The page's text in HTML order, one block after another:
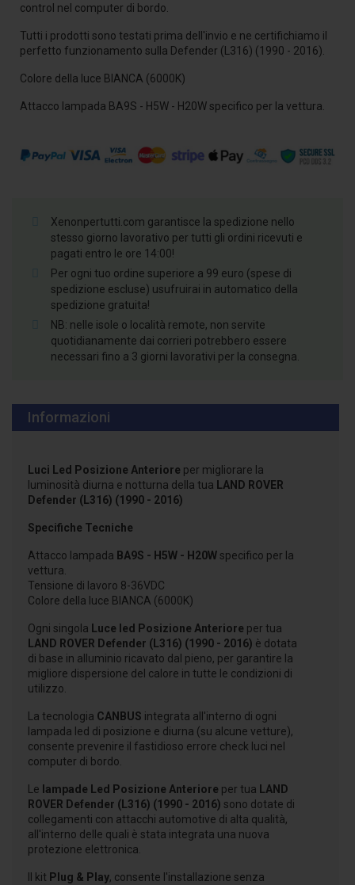
control nel computer di bordo.
Tutti i prodotti sono testati prima dell'invio e ne certifichiamo il
perfetto funzionamento sulla Defender (L316) (1990 - 2016).
Colore della luce BIANCA (6000K)
Attacco lampada BA9S - H5W - H20W specifico per la vettura.
Xenonpertutti.com garantisce la spedizione nello
stesso giorno lavorativo per tutti gli ordini ricevuti e
pagati entro le ore 14:00!
Per ogni tuo ordine superiore a 99 euro (spese di
spedizione escluse) usufruirai in automatico della
spedizione gratuita!
NB: nelle isole o località remote, non servite
quotidianamente dai corrieri potrebbero essere
necessari fino a 3 giorni lavorativi per la consegna.
Informazioni
Luci Led Posizione Anteriore per migliorare la
luminosità diurna e notturna della tua LAND ROVER
Defender (L316) (1990 - 2016)
Specifiche Tecniche
Attacco lampada BA9S - H5W - H20W specifico per la
vettura.
Tensione di lavoro 8-36VDC
Colore della luce BIANCA (6000K)
Ogni singola Luce led Posizione Anteriore per tua
LAND ROVER Defender (L316) (1990 - 2016) è dotata
di base in alluminio ricavato dal pieno, per garantire la
migliore dispersione del calore in tutte le condizioni di
utilizzo.
La tecnologia CANBUS integrata all'interno di ogni
lampada led di posizione e diurna (su alcune vetture),
consente prevenire il fastidioso errore check luci nel
computer di bordo.
Le lampade Led Posizione Anteriore per tua LAND
ROVER Defender (L316) (1990 - 2016) sono dotate di
collegamenti con attacchi automotive di alta qualità,
all'interno delle quali è stata integrata una nuova
protezione elettronica.
Il kit Plug & Play, consente l'installazione senza